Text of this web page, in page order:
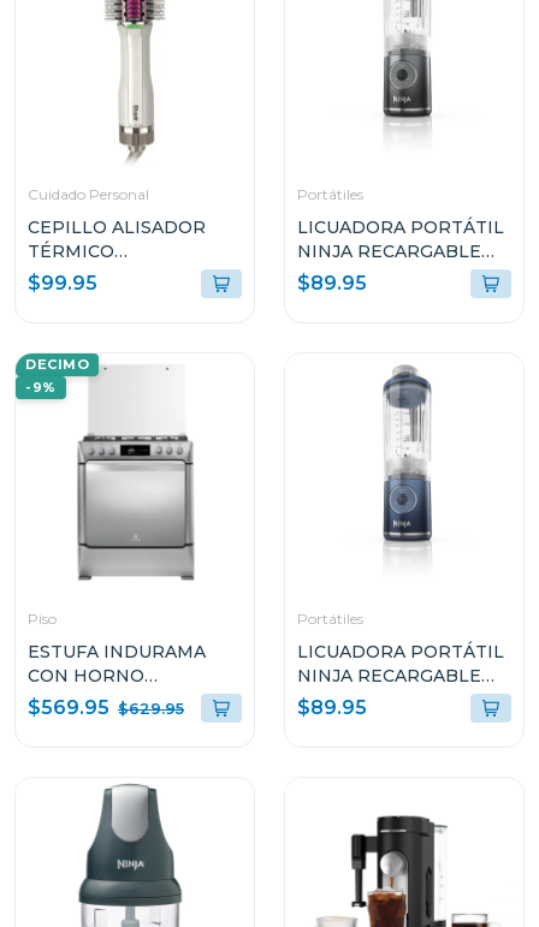
Cuidado Personal
CEPILLO ALISADOR
TÉRMICO
SMOOTHSTYLE HT202
$99.95
Portátiles
LICUADORA PORTÁTIL
NINJA RECARGABLE
BLAST COOL COLOR
GREY BC251
$89.95
DECIMO
-9%
Piso
ESTUFA INDURAMA
CON HORNO
CONVECCIÓN 30" CON
5 QUEMADORES
$569.95 $629.95
Portátiles
LICUADORA PORTÁTIL
NINJA RECARGABLE
BLAST DEEP NAVI
BC1251
$89.95